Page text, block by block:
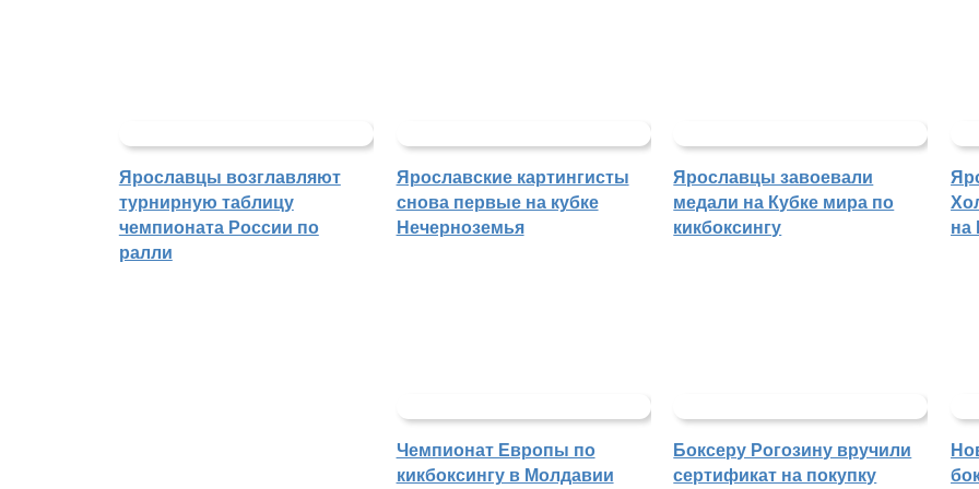
Ярославцы возглавляют
турнирную таблицу
чемпионата России по
ралли
Ярославские картингисты
снова первые на кубке
Нечерноземья
Ярославцы завоевали
медали на Кубке мира по
кикбоксингу
на
Чемпионат Европы по
кикбоксингу в Молдавии
Боксеру Рогозину вручили
сертификат на покупку